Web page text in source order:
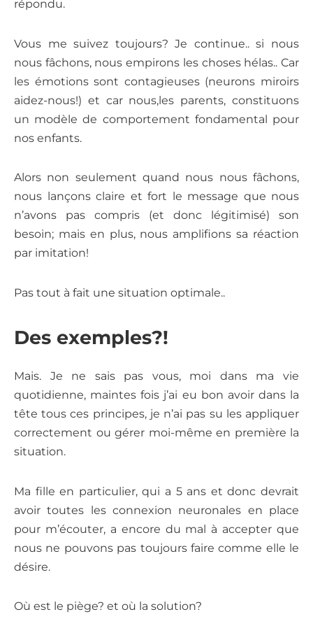
répondu.
Vous me suivez toujours? Je continue.. si nous
nous fâchons, nous empirons les choses hélas.. Car
les émotions sont contagieuses (neurons miroirs
aidez-nous!) et car nous,les parents, constituons
un modèle de comportement fondamental pour
nos enfants.
Alors non seulement quand nous nous fâchons,
nous lançons claire et fort le message que nous
n’avons pas compris (et donc légitimisé) son
besoin; mais en plus, nous amplifions sa réaction
par imitation!
Pas tout à fait une situation optimale..
Des exemples?!
Mais. Je ne sais pas vous, moi dans ma vie
quotidienne, maintes fois j’ai eu bon avoir dans la
tête tous ces principes, je n’ai pas su les appliquer
correctement ou gérer moi-même en première la
situation.
Ma fille en particulier, qui a 5 ans et donc devrait
avoir toutes les connexion neuronales en place
pour m’écouter, a encore du mal à accepter que
nous ne pouvons pas toujours faire comme elle le
désire.
Où est le piège? et où la solution?